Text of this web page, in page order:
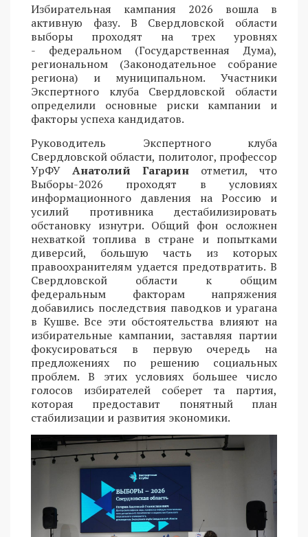
Избирательная кампания 2026 вошла в
активную фазу. В Свердловской области
выборы проходят на трех уровнях
- федеральном (Государственная Дума),
региональном (Законодательное собрание
региона) и муниципальном. Участники
Экспертного клуба Свердловской области
определили основные риски кампании и
факторы успеха кандидатов.
Руководитель Экспертного клуба
Свердловской области, политолог, профессор
УрФУ Анатолий Гагарин отметил, что
Выборы-2026 проходят в условиях
информационного давления на Россию и
усилий противника дестабилизировать
обстановку изнутри. Общий фон осложнен
нехваткой топлива в стране и попытками
диверсий, большую часть из которых
правоохранителям удается предотвратить. В
Свердловской области к общим
федеральным факторам напряжения
добавились последствия паводков и урагана
в Кушве. Все эти обстоятельства влияют на
избирательные кампании, заставляя партии
фокусироваться в первую очередь на
предложениях по решению социальных
проблем. В этих условиях большее число
голосов избирателей соберет та партия,
которая предоставит понятный план
стабилизации и развития экономики.